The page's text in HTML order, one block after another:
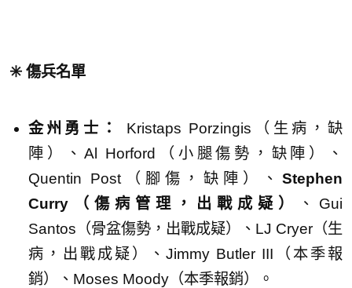
✳️ 傷兵名單
金州勇士：
Kristaps Porzingis（生病，缺
陣）、Al Horford（小腿傷勢，缺陣）、
Quentin Post（腳傷，缺陣）、 Stephen
Curry（傷病管理，出戰成疑）
、Gui
Santos（骨盆傷勢，出戰成疑）、LJ Cryer（生
病，出戰成疑）、Jimmy Butler III（本季報
銷）、Moses Moody（本季報銷）。